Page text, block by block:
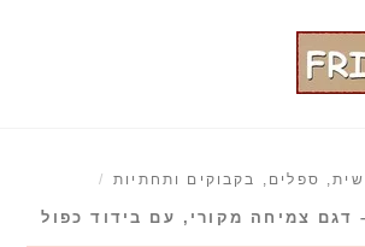
ספלים, בקבוקים ותחתיות
דגם צמיחה מקורי, עם בידוד כפול